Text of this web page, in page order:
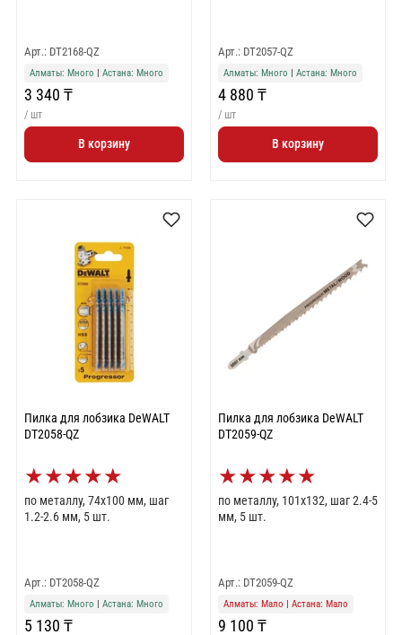
Арт.: DT2168-QZ
Алматы: Много | Астана: Много
3 340 ₸
/ шт
В корзину
Арт.: DT2057-QZ
Алматы: Много | Астана: Много
4 880 ₸
/ шт
В корзину
Пилка для лобзика DeWALT
DT2058-QZ
★★★★★
по металлу, 74x100 мм, шаг
1.2-2.6 мм, 5 шт.
Арт.: DT2058-QZ
Алматы: Много Астана: Много
5 130 ₸
Пилка для лобзика DeWALT
DT2059-QZ
★★★★★
по металлу, 101x132, шаг 2.4-5
мм, 5 шт.
Арт.: DT2059-QZ
Алматы: Мало Астана: Мало
9 100 ₸